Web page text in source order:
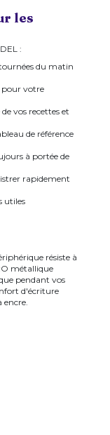
les
:
du matin
votre
vos recettes et
de référence
à portée de
rapidement
utiles
résiste à
métallique
pendant vos
d'écriture
encre.